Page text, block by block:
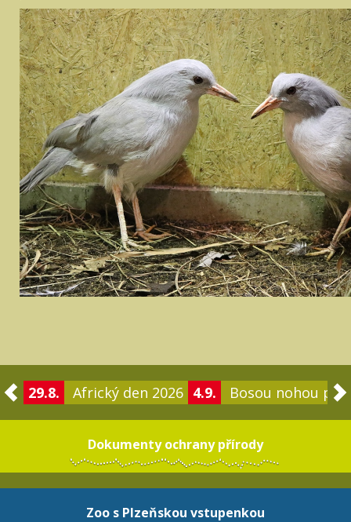
29.8. Africký den 2026 4.9. Bosou nohou po
Dokumenty ochrany přírody
Zoo s Plzeňskou vstupenkou